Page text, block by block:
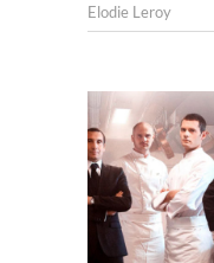
Elodie Leroy